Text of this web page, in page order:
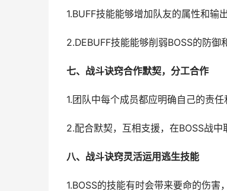
1.BUFF技能能够增加队友的属性和输
2.DEBUFF技能能够削弱BOSS的防御
七、战斗诀窍合作默契，分工合作
1.团队中每个成员都应明确自己的责任
2.配合默契，互相支援，在BOSS战中
八、战斗诀窍灵活运用逃生技能
1.BOSS的技能有时会带来要命的伤害